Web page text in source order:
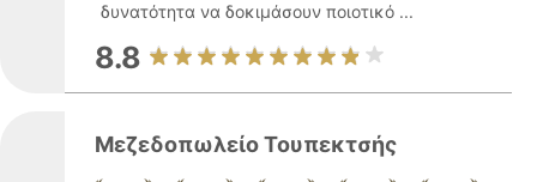
δυνατότητα να δοκιμάσουν ποιοτικό ...
8.8
Μεζεδοπωλείο Τουπεκτσής